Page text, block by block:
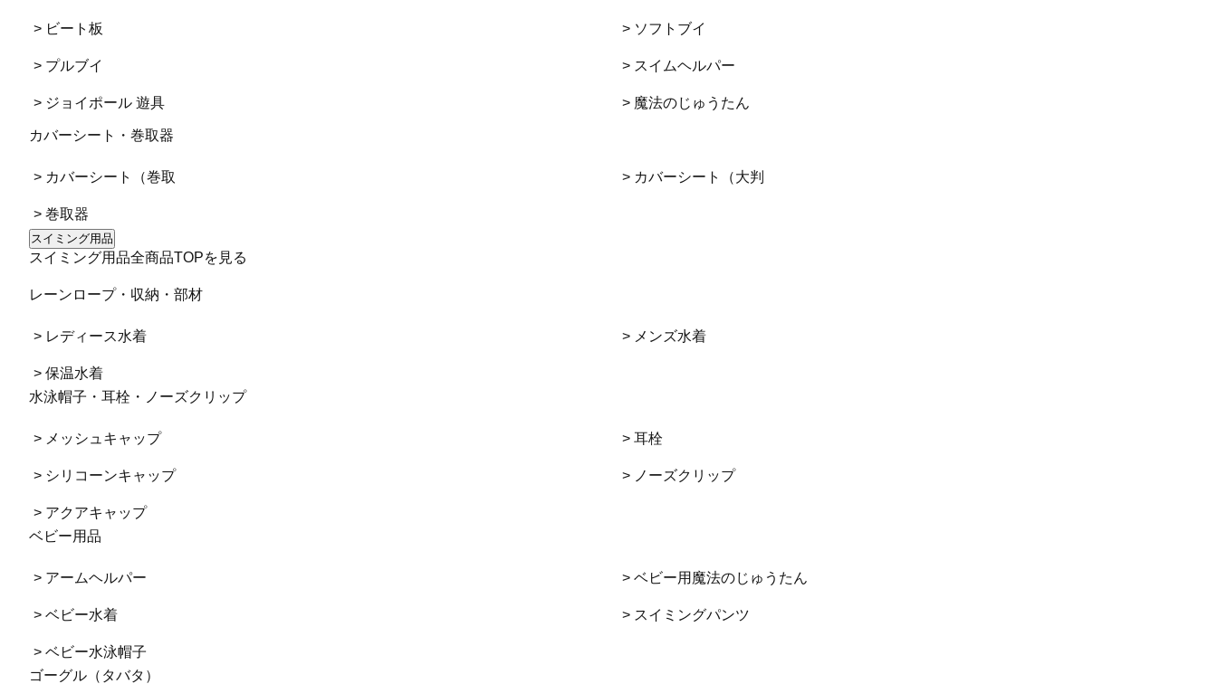
> ビート板
> プルブイ
> ジョイポール 遊具
> ソフトブイ
> スイムヘルパー
> 魔法のじゅうたん
カバーシート・巻取器
> カバーシート（巻取
> 巻取器
> カバーシート（大判
スイミング用品
スイミング用品全商品TOPを見る
レーンロープ・収納・部材
> レディース水着
> 保温水着
> メンズ水着
水泳帽子・耳栓・ノーズクリップ
> メッシュキャップ
> シリコーンキャップ
> アクアキャップ
> 耳栓
> ノーズクリップ
ベビー用品
> アームヘルパー
> ベビー水着
> ベビー水泳帽子
> ベビー用魔法のじゅうたん
> スイミングパンツ
ゴーグル（タバタ）